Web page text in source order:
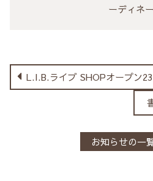
ーディネ
L.I.B.ライブ SHOPオープン
お知らせの一